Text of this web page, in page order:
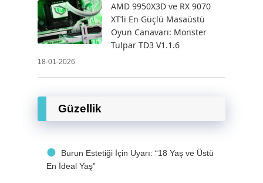
AMD 9950X3D ve RX 9070
XT’li En Güçlü Masaüstü
Oyun Canavarı: Monster
Tulpar TD3 V1.1.6
18-01-2026
Güzellik
Burun Estetiği İçin Uyarı: “18 Yaş ve Üstü
En İdeal Yaş”